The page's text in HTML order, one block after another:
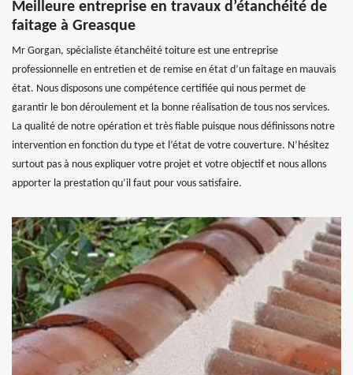
Meilleure entreprise en travaux d’étanchéité de
faitage à Greasque
Mr Gorgan, spécialiste étanchéité toiture est une entreprise
professionnelle en entretien et de remise en état d’un faitage en mauvais
état. Nous disposons une compétence certifiée qui nous permet de
garantir le bon déroulement et la bonne réalisation de tous nos services.
La qualité de notre opération et très fiable puisque nous définissons notre
intervention en fonction du type et l’état de votre couverture. N’hésitez
surtout pas à nous expliquer votre projet et votre objectif et nous allons
apporter la prestation qu’il faut pour vous satisfaire.